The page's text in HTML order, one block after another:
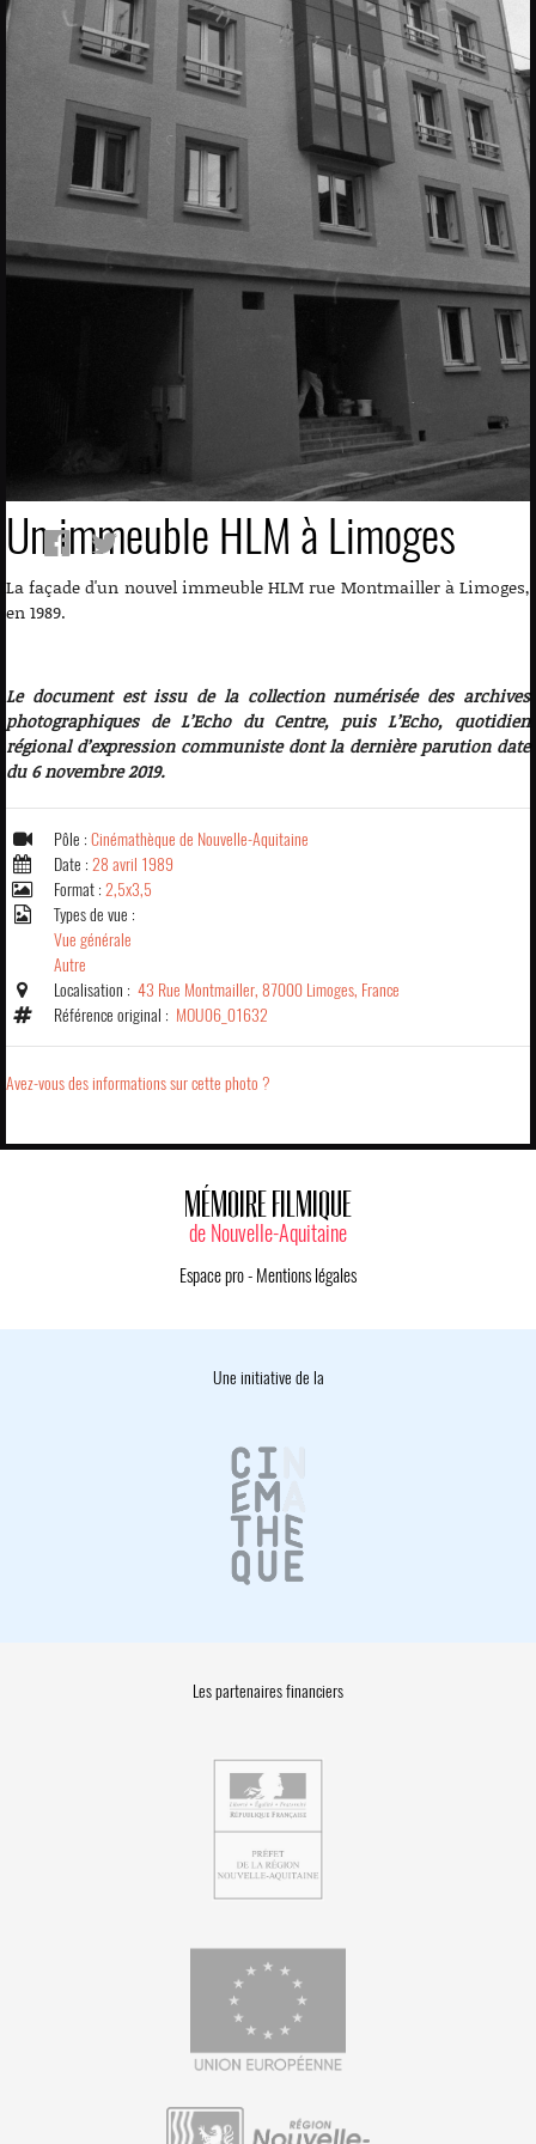
Un immeuble HLM à Limoges
La façade d'un nouvel immeuble HLM rue Montmailler à Limoges,
en 1989.
Le document est issu de la collection numérisée des archives
photographiques de L’Echo du Centre, puis L’Echo, quotidien
régional d’expression communiste dont la dernière parution date
du 6 novembre 2019.
Pôle : Cinémathèque de Nouvelle-Aquitaine
Date : 28 avril 1989
Format : 2,5x3,5
Types de vue :
Vue générale
Autre
Localisation : 43 Rue Montmailler, 87000 Limoges, France
Référence original : MOU06_01632
Avez-vous des informations sur cette photo ?
MÉMOIRE FILMIQUE
de Nouvelle-Aquitaine
Espace pro- Mentions légales
Une initiative de la
Les partenaires financiers